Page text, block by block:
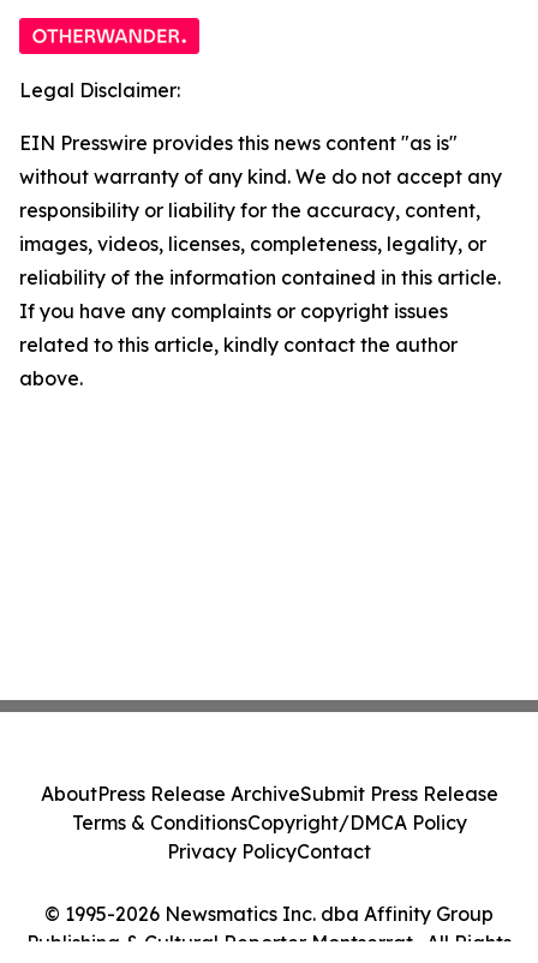
Legal Disclaimer:
EIN Presswire provides this news content "as is"
without warranty of any kind. We do not accept any
responsibility or liability for the accuracy, content,
images, videos, licenses, completeness, legality, or
reliability of the information contained in this article.
If you have any complaints or copyright issues
related to this article, kindly contact the author
above.
© 1995-2026 Newsmatics Inc. dba Affinity Group
Publishing & Cultural Reporter Montserrat . All Rights
AboutPress Release ArchiveSubmit Press Release
Terms & ConditionsCopyright/DMCA Policy
Privacy PolicyContact